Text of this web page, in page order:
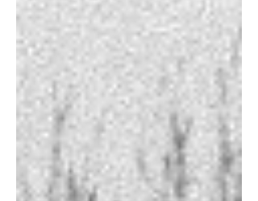
en principio, que este es un libro en extremo
pertinente: llega en el momento preciso, de
máxima exposición para la autora en las redes
sociales y las plataformas digitales; en
extremo pensado: se ajusta con exactitud a un
determinada habitus de cierto sector
sociocultural que suele entender la cu